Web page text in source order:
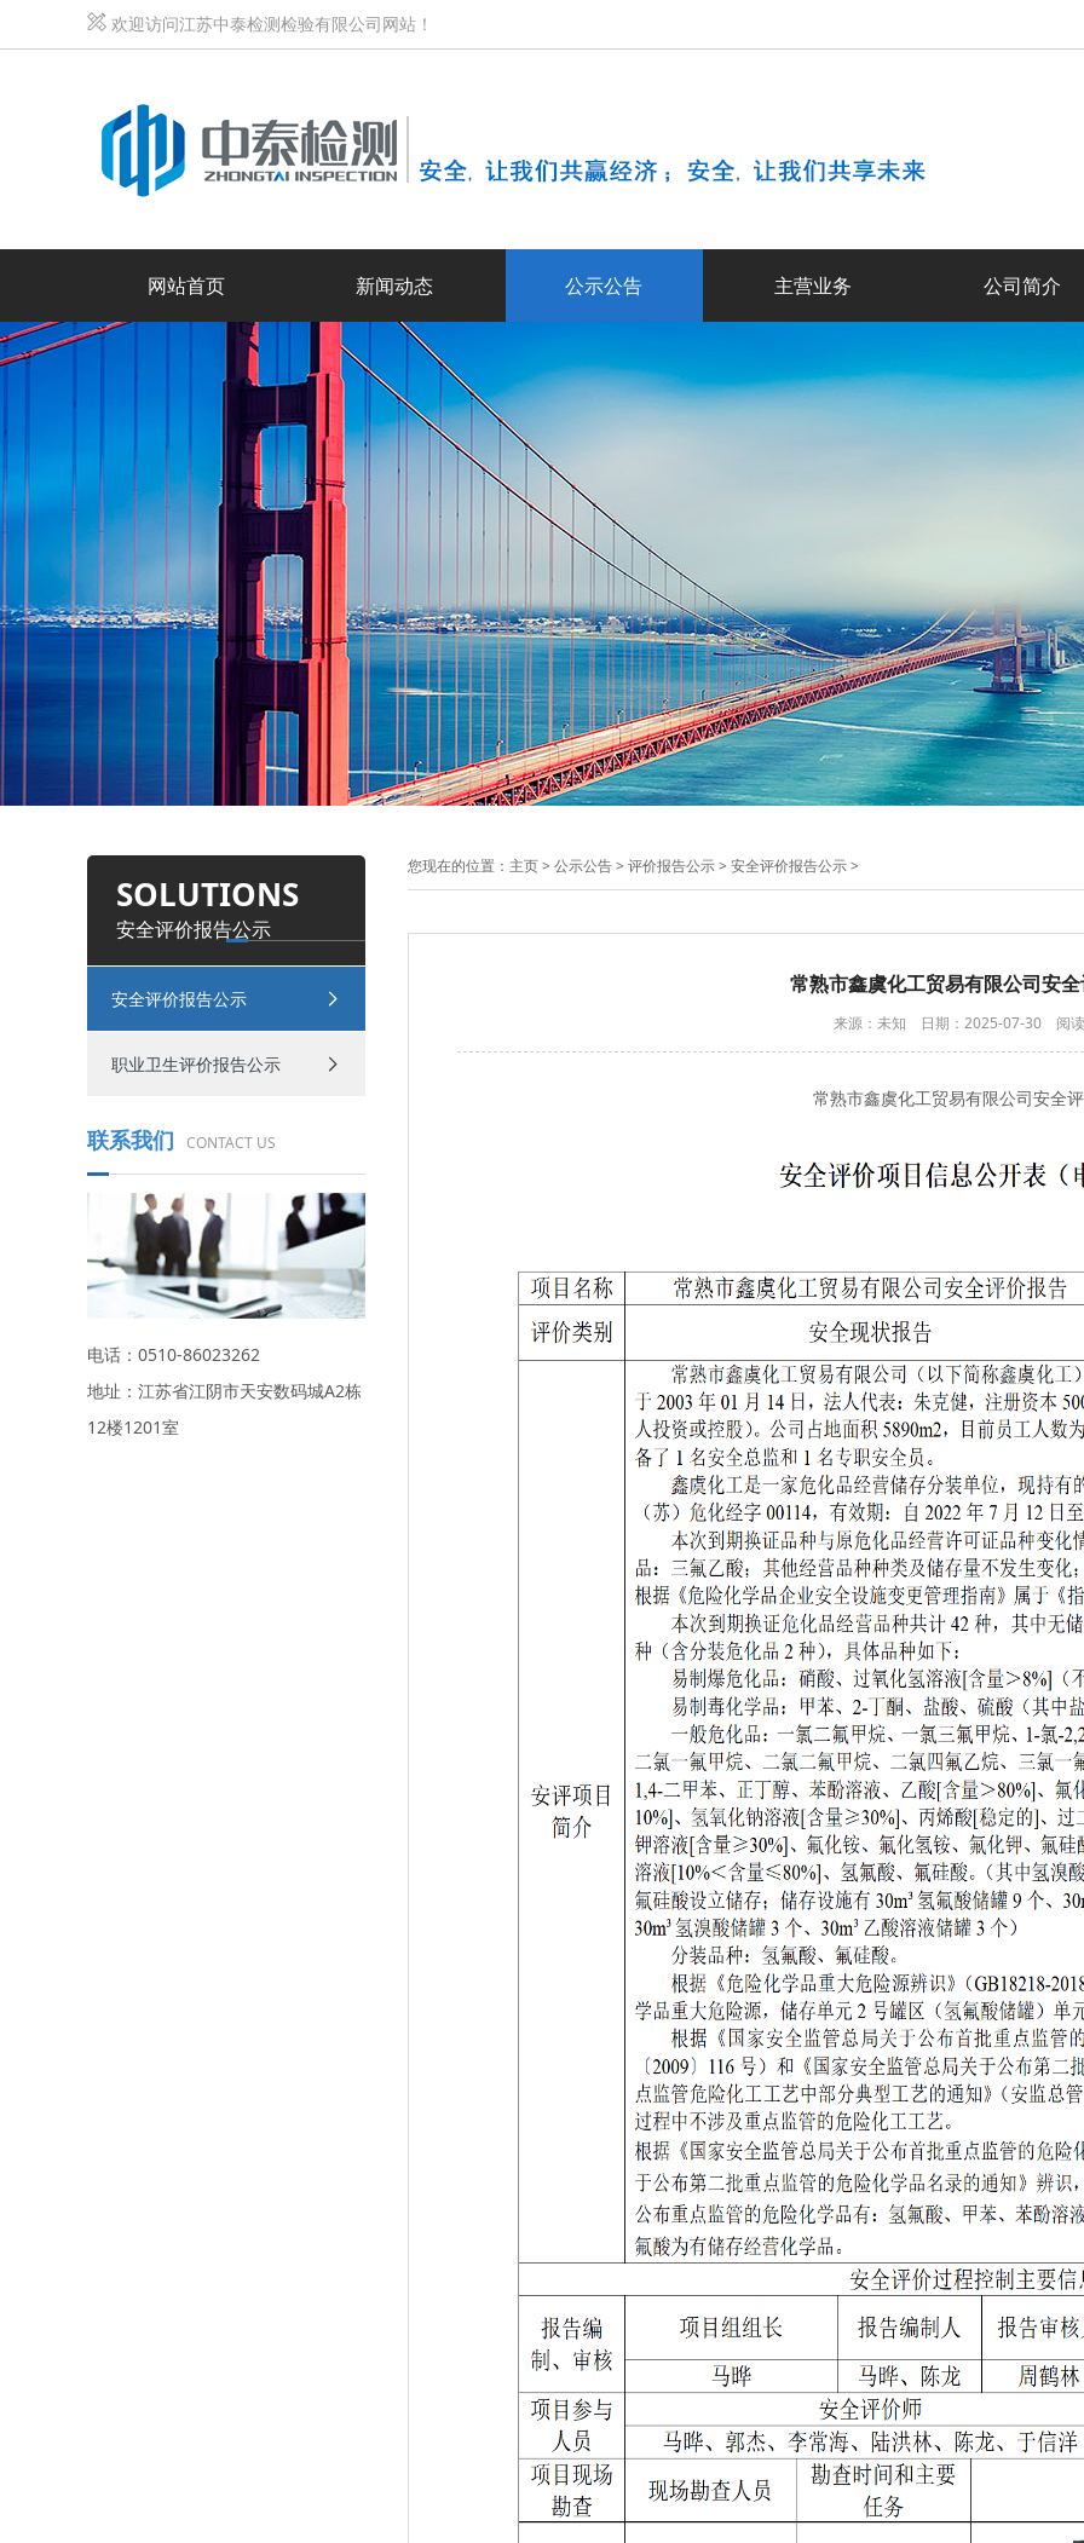
欢迎访问江苏中泰检测检验有限公司网站！
网站首页 新闻动态 公示公告 主营业务 公司简介
SOLUTIONS
安全评价报告公示
安全评价报告公示
职业卫生评价报告公示
联系我们 CONTACT US
电话：0510-86023262
地址：江苏省江阴市天安数码城A2栋
12楼1201室
您现在的位置： 主页> 公示公告> 评价报告公示> 安全评价报告公示>
常熟市鑫虞化工贸易有限公司安
来源：未知 日期：2025-07-30 阅
常熟市鑫虞化工贸易有限公司安全